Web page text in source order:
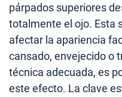
párpados superiores
totalmente el ojo. Esta
afectar la apariencia
cansado, envejecido o
técnica adecuada, es
este efecto. La clave